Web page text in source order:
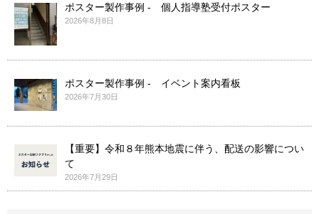
ポスター製作事例 - 個人指導塾受付ポスター
2026年8月8日
ポスター製作事例 - イベント案内看板
2026年7月30日
【重要】令和８年熊本地震に伴う、配送の影響につい
て
2026年7月29日